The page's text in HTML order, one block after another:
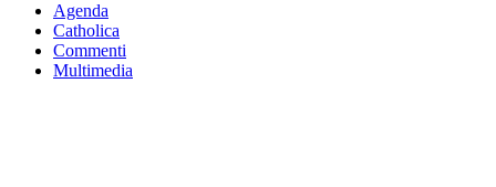
Agenda
Catholica
Commenti
Multimedia